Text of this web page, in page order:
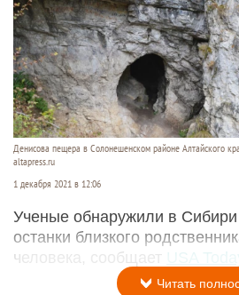
Денисова пещера в Солонешенском районе Алтайского
altapress.ru
1 декабря 2021 в 12:06
Ученые обнаружили в
останки близкого
человека, сообщает USA Today.
Читать